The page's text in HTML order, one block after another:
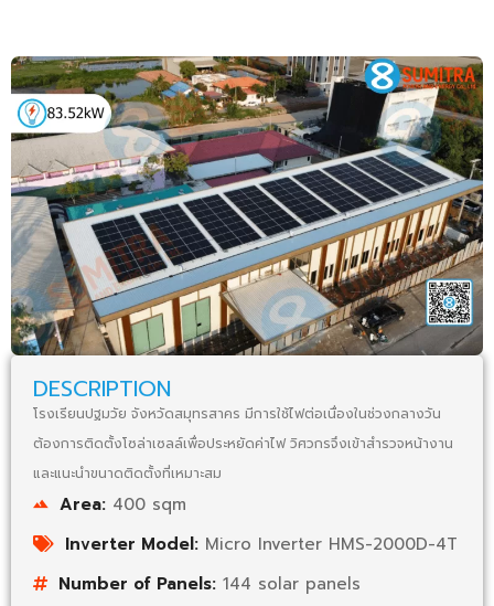
DESCRIPTION
โรงเรียนปฐมวัย จังหวัดสมุทรสาคร มีการใช้ไฟต่อเนื่องในช่วงกลางวัน
ต้องการติดตั้งโซล่าเซลล์เพื่อประหยัดค่าไฟ วิศวกรจึงเข้าสำรวจหน้างาน
และแนะนำขนาดติดตั้งที่เหมาะสม
Area: 400 sqm
Inverter Model: Micro Inverter HMS-2000D-4T
Number of Panels: 144 solar panels